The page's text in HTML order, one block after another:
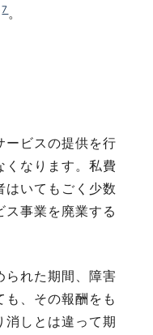
7。
ービスの提供を行
くなります。私費
はいてもごく少数
ス事業を廃業する
られた期間、障害
も、その報酬をも
消しとは違って期